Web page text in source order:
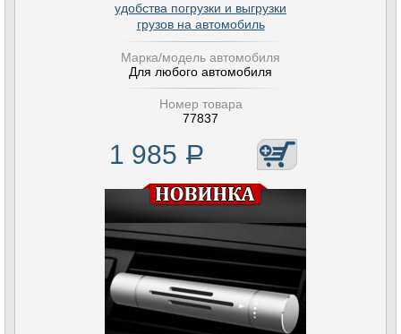
удобства погрузки и выгрузки
грузов на автомобиль
Марка/модель автомобиля
Для любого автомобиля
Номер товара
77837
1 985 Р